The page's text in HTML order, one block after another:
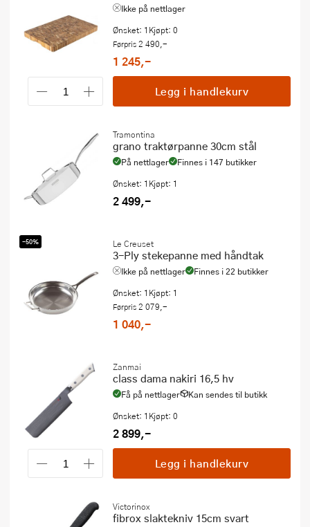
Ikke på nettlager
Ønsket: 1 Kjøpt: 0
Førpris2 490,-
1 245,-
Legg i handlekurv
Tramontina
grano traktørpanne 30cm stål
På nettlager Finnes i 147 butikker
Ønsket: 1 Kjøpt: 1
2 499,-
-50% Le Creuset
3-Ply stekepanne med håndtak
Ikke på nettlager Finnes i 22 butikker
Ønsket: 1 Kjøpt: 1
Førpris2 079,-
1 040,-
Zanmai
class dama nakiri 16,5 hv
Få på nettlager Kan sendes til butikk
Ønsket: 1 Kjøpt: 0
2 899,-
Legg i handlekurv
Victorinox
fibrox slaktekniv 15cm svart